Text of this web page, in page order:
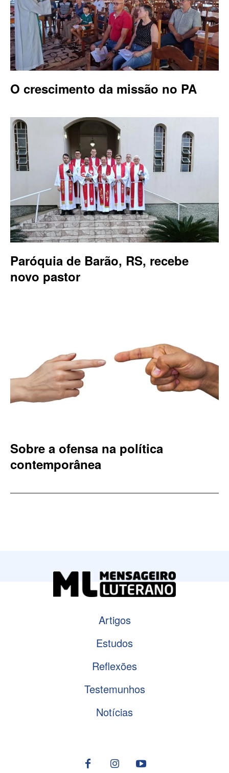
O crescimento da missão no PA
Paróquia de Barão, RS, recebe
novo pastor
Sobre a ofensa na política
contemporânea
Artigos
Estudos
Reflexões
Testemunhos
Notícias